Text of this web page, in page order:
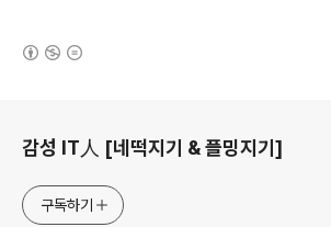
감성 IT人 [네떡지기 & 플밍지기]
구독하기